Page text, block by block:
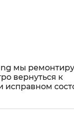
мы
вернуться к
исправном